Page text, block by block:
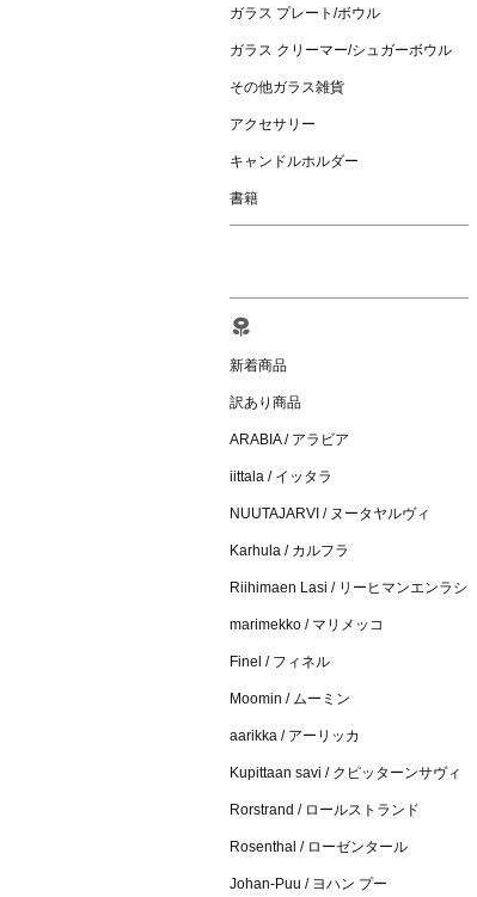
ガラス プレート/ボウル
ガラス クリーマー/シュガーボウル
その他ガラス雑貨
アクセサリー
キャンドルホルダー
書籍
新着商品
訳あり商品
ARABIA / アラビア
iittala / イッタラ
NUUTAJARVI / ヌータヤルヴィ
Karhula / カルフラ
Riihimaen Lasi / リーヒマンエンラシ
marimekko / マリメッコ
Finel / フィネル
Moomin / ムーミン
aarikka / アーリッカ
Kupittaan savi / クピッターンサヴィ
Rorstrand / ロールストランド
Rosenthal / ローゼンタール
Johan-Puu / ヨハン プー